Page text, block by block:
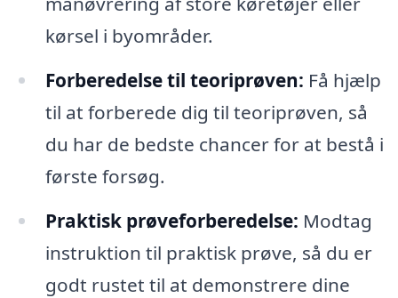
kørsel i byområder.
Forberedelse til teoriprøven: Få hjælp
til at forberede dig til teoriprøven, så
du har de bedste chancer for at bestå i
første forsøg.
Praktisk prøveforberedelse: Modtag
instruktion til praktisk prøve, så du er
godt rustet til at demonstrere dine